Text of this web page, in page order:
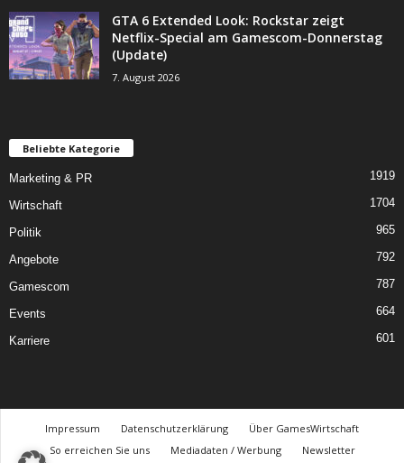
GTA 6 Extended Look: Rockstar zeigt
Netflix-Special am Gamescom-Donnerstag
(Update)
7. August 2026
Beliebte Kategorie
Marketing & PR 1919
Wirtschaft 1704
Politik 965
Angebote 792
Gamescom 787
Events 664
Karriere 601
Impressum Datenschutzerklärung
Über GamesWirtschaft
So erreichen Sie uns
Mediadaten / Werbung Newsletter